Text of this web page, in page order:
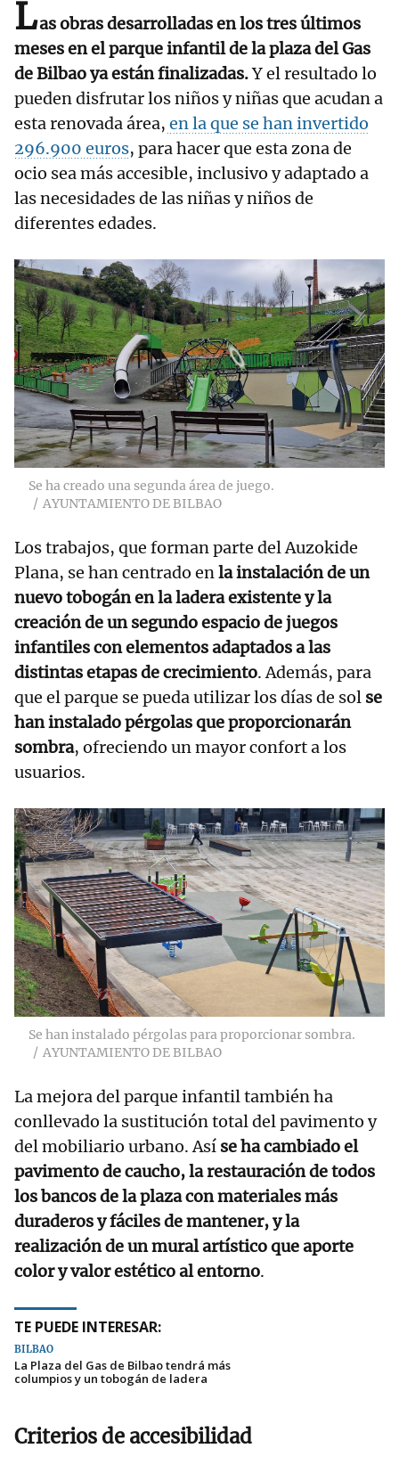
Las obras desarrolladas en los tres últimos
meses en el parque infantil de la plaza del Gas
de Bilbao ya están finalizadas.Y el resultado lo
pueden disfrutar los niños y niñas que acudan a
esta renovada área, en la que se han invertido
296.900 euros, para hacer que esta zona de
ocio sea más accesible, inclusivo y adaptado a
las necesidades de las niñas y niños de
diferentes edades.
RELACIONADAS
Bilbao renueva uno
de sus parques
inspirándose en 'El
Principito'
Se ha creado una segunda área de juego.
AYUNTAMIENTO DE BILBAO
Los trabajos, que forman parte del Auzokide
Plana, se han centrado enla instalación de un
nuevo tobogán en la ladera existente y la
creación de un segundo espacio de juegos
infantiles con elementos adaptados a las
distintas etapas de crecimiento. Además, para
que el parque se pueda utilizar los días de sol se
han instalado pérgolas que proporcionarán
sombra, ofreciendo un mayor confort a los
usuarios.
Se han instalado pérgolas para proporcionar sombra.
AYUNTAMIENTO DE BILBAO
La mejora del parque infantil también ha
conllevado la sustitución total del pavimento y
del mobiliario urbano. Así se ha cambiado el
pavimento de caucho, la restauración de todos
los bancos de la plaza con materiales más
duraderos y fáciles de mantener, y la
realización de un mural artístico que aporte
color y valor estético al entorno.
TE PUEDE INTERESAR:
BILBAO
La Plaza del Gas de Bilbao tendrá más
columpios y un tobogán de ladera
Criterios de accesibilidad